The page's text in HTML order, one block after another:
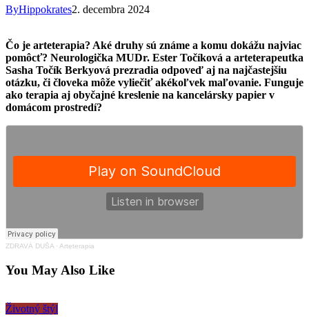
ByHippokrates2. decembra 2024
Čo je arteterapia? Aké druhy sú známe a komu dokážu najviac
pomôcť? Neurologička MUDr. Ester Točíková a arteterapeutka
Sasha Točík Berkyová prezradia odpoveď aj na najčastejšiu
otázku, či človeka môže vyliečiť akékoľvek maľovanie. Funguje
ako terapia aj obyčajné kreslenie na kancelársky papier v
domácom prostredí?
ZDRAVÁ DUŠA · Arteterapia
You May Also Like
Životný štýl